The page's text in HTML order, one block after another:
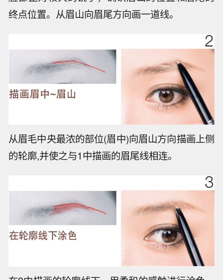
终点位置。从眉山向眉尾方向画一道线。
从眉毛中央最浓的部位(眉中)向眉山方向描画上侧
的轮廓,并使之与1中描画的眉尾线相连。